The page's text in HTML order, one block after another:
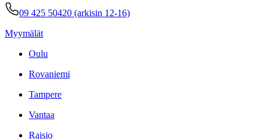
09 425 50420 (arkisin 12-16)
Myymälät
Oulu
Rovaniemi
Tampere
Vantaa
Raisio